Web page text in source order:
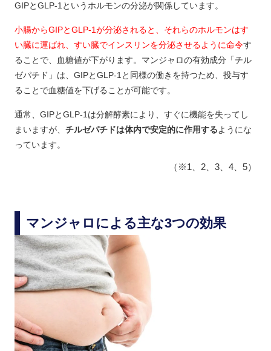
GIPとGLP-1というホルモンの分泌が関係しています。
小腸からGIPとGLP-1が分泌されると、それらのホルモンはす
い臓に運ばれ、すい臓でインスリンを分泌させるように命令す
ることで、血糖値が下がります。マンジャロの有効成分「チル
ゼパチド」は、GIPとGLP-1と同様の働きを持つため、投与す
ることで血糖値を下げることが可能です。
通常、GIPとGLP-1は分解酵素により、すぐに機能を失ってし
まいますが、 チルゼパチドは体内で安定的に作用するようにな
っています。
（※1、2、3、4、5）
マンジャロによる主な3つの効果